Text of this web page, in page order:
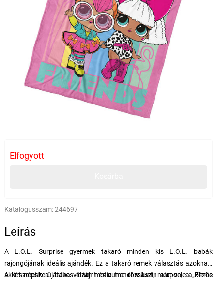
Elfogyott
Katalógusszám:244697
Leírás
A L.O.L. Surprise gyermek takaró minden kis L.O.L. babák
rajongójának ideális ajándék. Ez a takaró remek választás azoknak,
akik szeretik a játékos dizájnt és a trendi stílust, mert vele a közös
A két népszerű baba vidám motívuma rózsaszín alapon, a „Fierce